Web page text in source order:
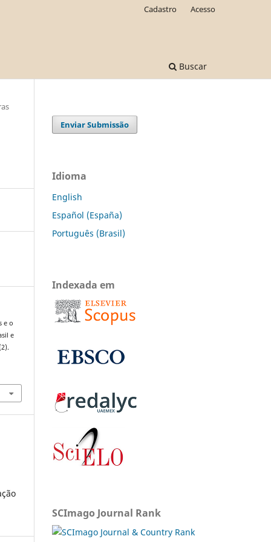
Buscar
Cadastro Acesso
e o
e
Enviar Submissão
Idioma
English
Español (España)
Português (Brasil)
Indexada em
SCImago Journal Rank